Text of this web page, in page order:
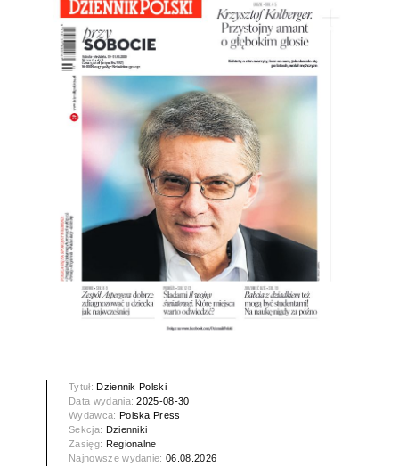
Tytuł: Dziennik Polski
Data wydania:2025-08-30
Wydawca: Polska Press
Sekcja: Dzienniki
Zasięg: Regionalne
Najnowsze wydanie:06.08.2026